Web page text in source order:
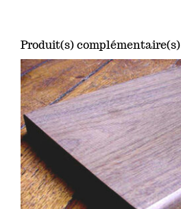
Produit(s) complémentaire(s)